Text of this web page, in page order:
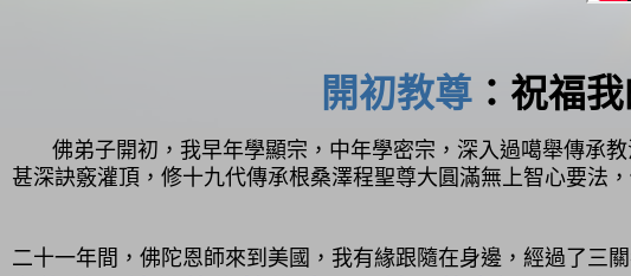
開初教尊 ：祝福
佛弟子開初，我早年學顯宗，中年學密宗，深入過噶舉傳承
甚深訣竅灌頂，修十九代傳承根桑澤程聖尊大圓滿無上智心要法
二十一年間，佛陀恩師來到美國，我有緣跟隨在身邊，經過了三關